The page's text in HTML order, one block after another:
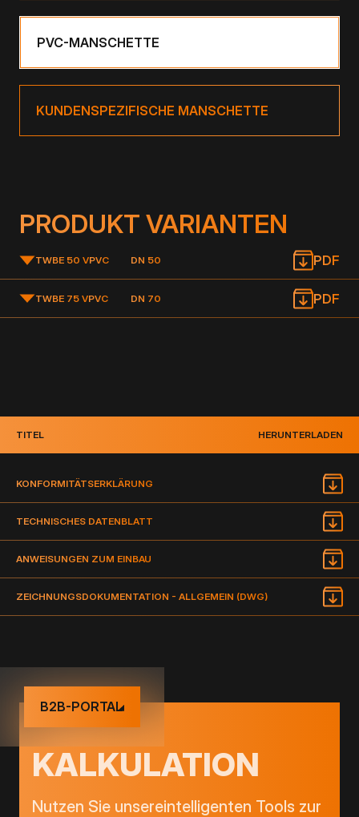
PVC-MANSCHETTE
KUNDENSPEZIFISCHE MANSCHETTE
PRODUKT VARIANTEN
TWBE 50 VPVC DN 50 PDF
TWBE 75 VPVC DN 70 PDF
TITEL HERUNTERLADEN
KONFORMITÄTSERKLÄRUNG
TECHNISCHES DATENBLATT
ANWEISUNGEN ZUM EINBAU
ZEICHNUNGSDOKUMENTATION - ALLGEMEIN (DWG)
B2B-PORTAL
KALKULATION
Nutzen Sie unsereintelligenten Tools zur